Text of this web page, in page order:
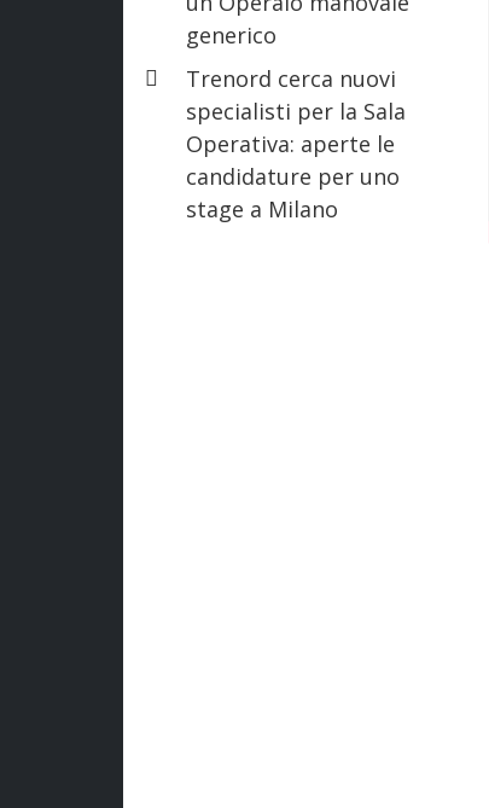
generico
Trenord cerca nuovi
specialisti per la Sala
Operativa: aperte le
candidature per uno
stage a Milano